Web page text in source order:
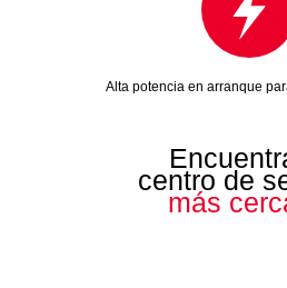
Alta potencia en arranque
centro de
más